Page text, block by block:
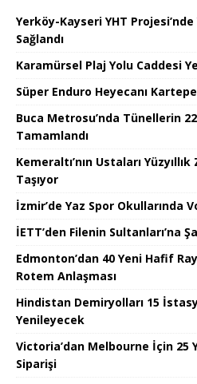
Yerköy-Kayseri YHT
Sağlandı
Karamürsel Plaj Yolu Caddesi
Süper Enduro Heyecanı
Buca Metrosu’nda Tünellerin
Tamamlandı
Kemeraltı’nın Ustaları
Taşıyor
İzmir’de Yaz Spor Okullarında
İETT’den Filenin Sultanları’na
Edmonton’dan 40 Yeni Hafif
Rotem Anlaşması
Hindistan Demiryolları 15
Yenileyecek
Victoria’dan Melbourne İçin 25
Siparişi